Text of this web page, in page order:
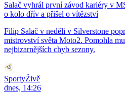
Salač vyhrál první závod kariéry v
o kolo dřív a přišel o vítězství
Filip Salač v neděli v Silverstone
mistrovství světa Moto2. Pomohla
nejbizarnějších chyb sezony.
SportyŽivě
dnes, 14:26